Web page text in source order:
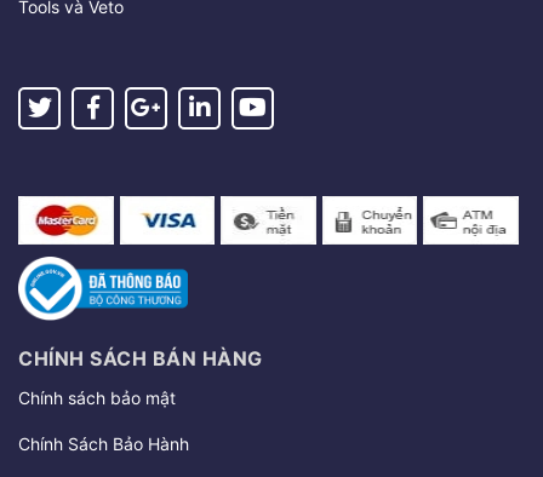
Tools và Veto
CHÍNH SÁCH BÁN HÀNG
Chính sách bảo mật
Chính Sách Bảo Hành